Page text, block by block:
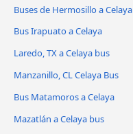
Buses de Hermosillo a Celaya
Bus Irapuato a Celaya
Laredo, TX a Celaya bus
Manzanillo, CL Celaya Bus
Bus Matamoros a Celaya
Mazatlán a Celaya bus